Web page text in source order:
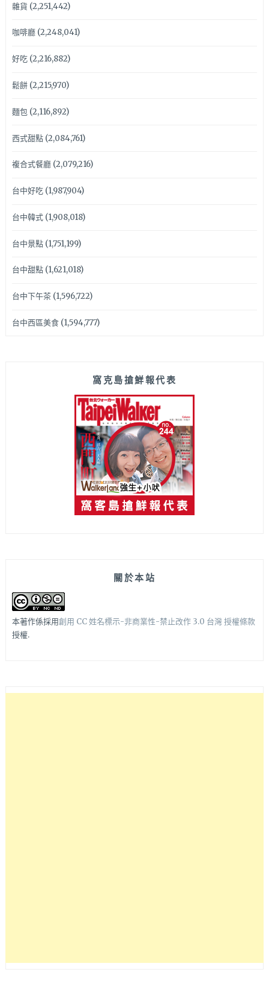
雜貨 (2,251,442)
咖啡廳(2,248,041)
好吃(2,216,882)
鬆餅(2,215,970)
麵包(2,116,892)
西式甜點(2,084,761)
複合式餐廳(2,079,216)
台中好吃(1,987,904)
台中韓式(1,908,018)
台中景點(1,751,199)
台中甜點(1,621,018)
台中下午茶(1,596,722)
台中西區美食(1,594,777)
窩克島搶鮮報代表
關於本站
本著作係採用創用 CC 姓名標示-非商業性-禁止改作 3.0 台灣 授權條款
授權.